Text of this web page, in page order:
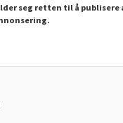
seg retten til å publisere